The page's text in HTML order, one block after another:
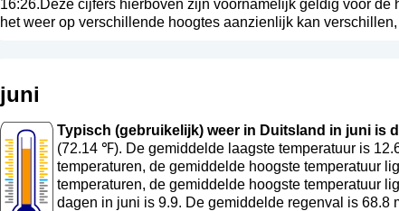
16:26.Deze cijfers hierboven zijn voornamelijk geldig voor
het weer op verschillende hoogtes aanzienlijk kan
juni
Typisch (gebruikelijk) weer in Duitsland in juni is
(72.14 ℉). De gemiddelde laagste temperatuur is
temperaturen, de gemiddelde hoogste temperatuur
temperaturen, de gemiddelde hoogste temperatuur
dagen in juni is 9.9. De gemiddelde regenval is 68.8